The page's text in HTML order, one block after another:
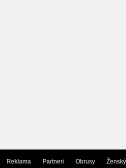
Reklama Partneri Obrusy